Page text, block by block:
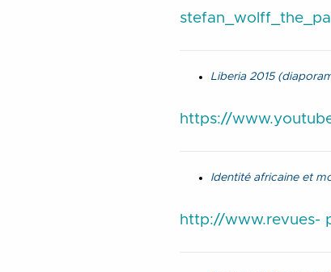
Liberia 2015
https://
Identité africaine et
http://www.revues-